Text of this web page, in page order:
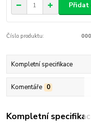
Přidat
Číslo produktu:
Kompletní specifikace
Komentáře 0
Kompletní